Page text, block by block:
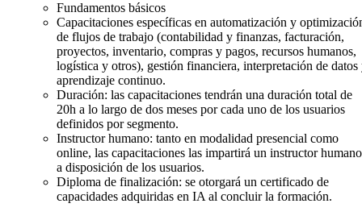
Fundamentos básicos
Capacitaciones específicas en automatización y
de flujos de trabajo (contabilidad y finanzas, facturación,
proyectos, inventario, compras y pagos, recursos humanos,
logística y otros), gestión financiera, interpretación de datos
aprendizaje continuo.
Duración: las capacitaciones tendrán una duración total de
20h a lo largo de dos meses por cada uno de los usuarios
definidos por segmento.
Instructor humano: tanto en modalidad presencial como
online, las capacitaciones las impartirá un instructor humano
a disposición de los usuarios.
Diploma de finalización: se otorgará un certificado de
capacidades adquiridas en IA al concluir la formación.